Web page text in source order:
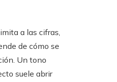
a las cifras,
de cómo se
Un tono
suele abrir